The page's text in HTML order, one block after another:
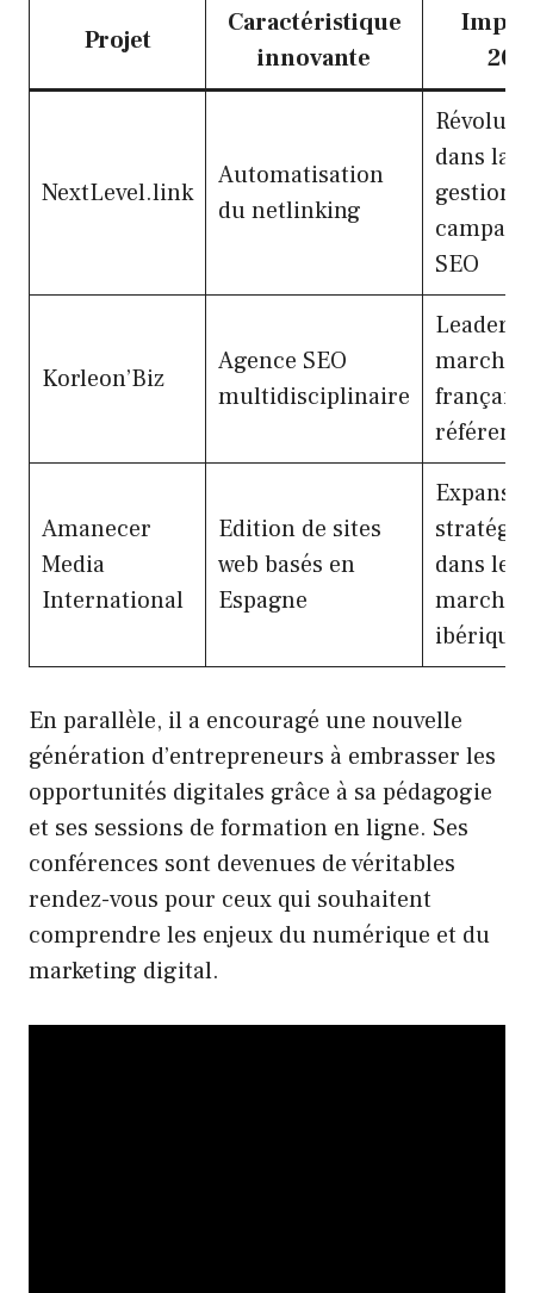
Projet
Caractéristique
innovante
NextLevel.link
Automatisation
du netlinking
dans la
gestion
SEO
Korleon’Biz
Agence SEO
multidisciplinaire
Leader
marché
français
Amanecer
Media
International
Edition de sites
web basés en
Espagne
dans le
marché
ibérique
En parallèle, il a encouragé une nouvelle
génération d’entrepreneurs à embrasser les
opportunités digitales grâce à sa pédagogie
et ses sessions de formation en ligne. Ses
conférences sont devenues de véritables
rendez-vous pour ceux qui souhaitent
comprendre les enjeux du numérique et du
marketing digital.